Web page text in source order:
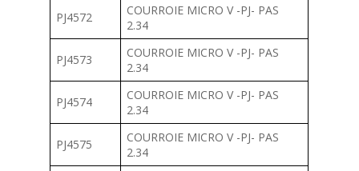
PJ4572
COURROIE MICRO V -PJ- PAS
2.34
PJ4573
COURROIE MICRO V -PJ- PAS
2.34
PJ4574
COURROIE MICRO V -PJ- PAS
2.34
PJ4575
COURROIE MICRO V -PJ- PAS
2.34